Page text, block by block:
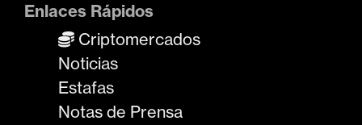
Enlaces Rápidos
Criptomercados
Noticias
Estafas
Notas de Prensa